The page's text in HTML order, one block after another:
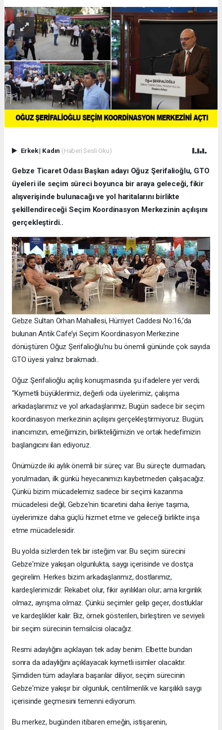
Erkek| Kadın (Haberi Sesli Oku)
Gebze Ticaret Odası Başkan adayı Oğuz Şerifalioğlu, GTO
üyeleri ile seçim süreci boyunca bir araya geleceği, fikir
alışverişinde bulunacağı ve yol haritalarını birlikte
şekillendireceği Seçim Koordinasyon Merkezinin açılışını
gerçekleştirdi..
Gebze Sultan Orhan Mahallesi, Hürriyet Caddesi No:16,’da
bulunan Antik Cafe’yi Seçim Koordinasyon Merkezine
dönüştüren Oğuz Şerifalioğlu’nu bu önemli gününde çok sayıda
GTO üyesi yalnız bırakmadı..
Oğuz Şerifalioğlu açılış konuşmasında şu ifadelere yer verdi;
“Kıymetli büyüklerimiz, değerli oda üyelerimiz, çalışma
arkadaşlarımız ve yol arkadaşlarımız; Bugün sadece bir seçim
koordinasyon merkezinin açılışını gerçekleştirmiyoruz. Bugün;
inancımızın, emeğimizin, birlikteliğimizin ve ortak hedefimizin
başlangıcını ilan ediyoruz.
Önümüzde iki aylık önemli bir süreç var. Bu süreçte durmadan,
yorulmadan, ilk günkü heyecanımızı kaybetmeden çalışacağız.
Çünkü bizim mücadelemiz sadece bir seçimi kazanma
mücadelesi değil; Gebze'nin ticaretini daha ileriye taşıma,
üyelerimize daha güçlü hizmet etme ve geleceği birlikte inşa
etme mücadelesidir.
Bu yolda sizlerden tek bir isteğim var. Bu seçim sürecini
Gebze'mize yakışan olgunlukta, saygı içerisinde ve dostça
geçirelim. Herkes bizim arkadaşlarımız, dostlarımız,
kardeşlerimizdir. Rekabet olur, fikir ayrılıkları olur; ama kırgınlık
olmaz, ayrışma olmaz. Çünkü seçimler gelip geçer, dostluklar
ve kardeşlikler kalır. Biz, örnek gösterilen, birleştiren ve seviyeli
bir seçim sürecinin temsilcisi olacağız.
Resmi adaylığını açıklayan tek aday benim. Elbette bundan
sonra da adaylığını açıklayacak kıymetli isimler olacaktır.
Şimdiden tüm adaylara başarılar diliyor, seçim sürecinin
Gebze'mize yakışır bir olgunluk, centilmenlik ve karşılıklı saygı
içerisinde geçmesini temenni ediyorum.
Bu merkez, bugünden itibaren emeğin, istişarenin,